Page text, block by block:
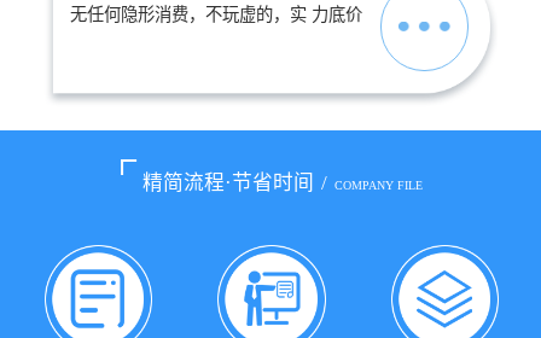
无任何隐形消费，不玩虚的，实 力底价
精简流程·节省时间 / COMPANY FILE